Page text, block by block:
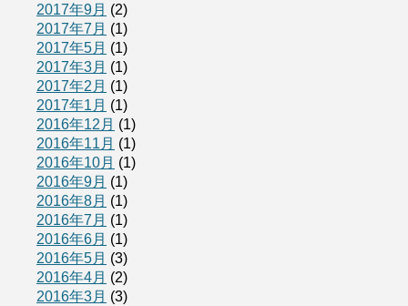
2017年9月 (2)
2017年7月 (1)
2017年5月 (1)
2017年3月 (1)
2017年2月 (1)
2017年1月 (1)
2016年12月 (1)
2016年11月 (1)
2016年10月 (1)
2016年9月 (1)
2016年8月 (1)
2016年7月 (1)
2016年6月 (1)
2016年5月 (3)
2016年4月 (2)
2016年3月 (3)